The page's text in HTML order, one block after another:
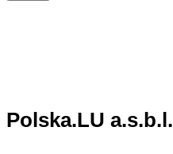
Polska.LU a.s.b.l.